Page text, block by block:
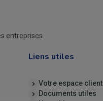
entreprises
Liens utiles
Votre espace client
Documents utiles